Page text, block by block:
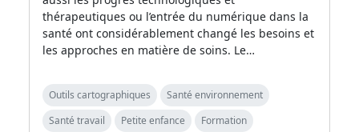
thérapeutiques ou l’entrée du numérique dans la
santé ont considérablement changé les besoins et
les approches en matière de soins. Le…
Outils cartographiques
Santé environnement
Santé travail
Petite enfance Formation